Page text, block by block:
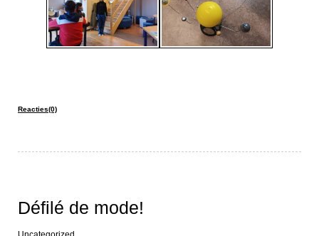
Reacties(0)
Défilé de mode!